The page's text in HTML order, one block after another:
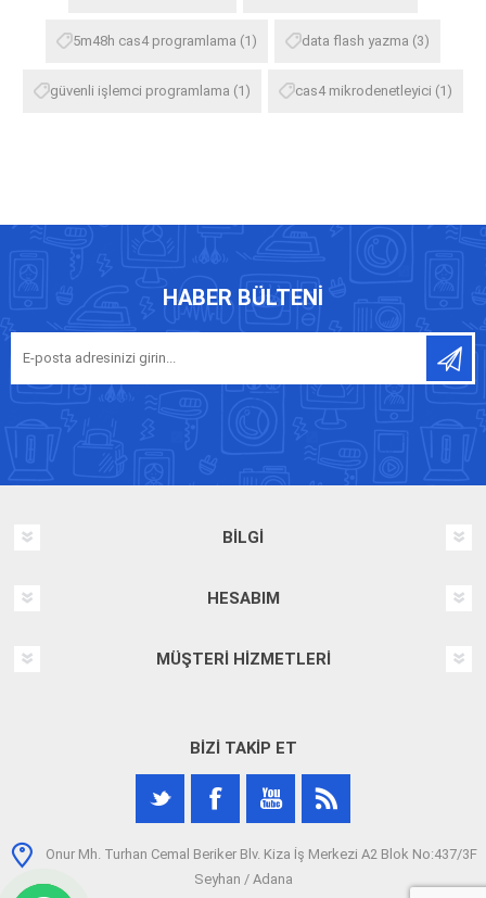
5m48h cas4 programlama (1) data flash yazma (3)
güvenli işlemci programlama (1) cas4 mikrodenetleyici (1)
HABER BÜLTENI
BILGI
HESABIM
MÜŞTERI HIZMETLERI
BIZI TAKIP ET
Onur Mh. Turhan Cemal Beriker Blv. Kiza İş Merkezi A2 Blok No:437/3F
Seyhan / Adana